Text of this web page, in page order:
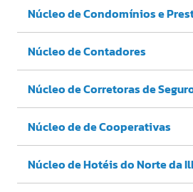
Núcleo de Condomínios e
Núcleo de Contadores
Núcleo de Corretoras de
Núcleo de de Cooperativas
Núcleo de Hotéis do Norte da